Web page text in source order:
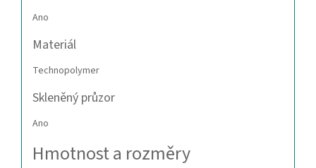
Ano
Materiál
Technopolymer
Skleněný průzor
Ano
Hmotnost a rozměry